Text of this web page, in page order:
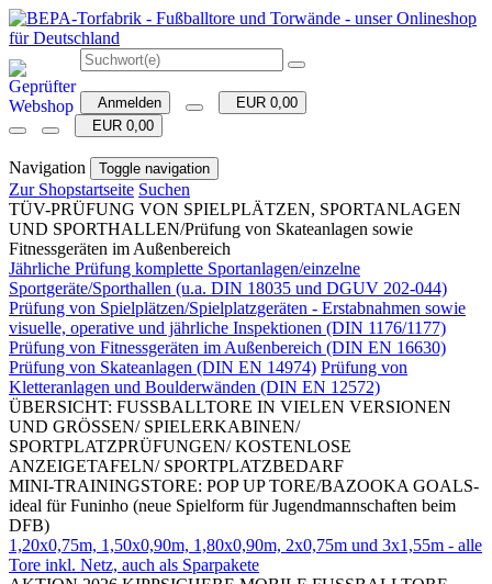
Anmelden
EUR 0,00
EUR 0,00
Navigation Toggle navigation
Zur Shopstartseite Suchen
TÜV-PRÜFUNG VON SPIELPLÄTZEN, SPORTANLAGEN
UND SPORTHALLEN/Prüfung von Skateanlagen sowie
Fitnessgeräten im Außenbereich
Jährliche Prüfung komplette Sportanlagen/einzelne
Sportgeräte/Sporthallen (u.a. DIN 18035 und DGUV 202-044)
Prüfung von Spielplätzen/Spielplatzgeräten - Erstabnahmen sowie
visuelle, operative und jährliche Inspektionen (DIN 1176/1177)
Prüfung von Fitnessgeräten im Außenbereich (DIN EN 16630)
Prüfung von Skateanlagen (DIN EN 14974) Prüfung von
Kletteranlagen und Boulderwänden (DIN EN 12572)
ÜBERSICHT: FUSSBALLTORE IN VIELEN VERSIONEN
UND GRÖSSEN/ SPIELERKABINEN/
SPORTPLATZPRÜFUNGEN/ KOSTENLOSE
ANZEIGETAFELN/ SPORTPLATZBEDARF
MINI-TRAININGSTORE: POP UP TORE/BAZOOKA GOALS-
ideal für Funinho (neue Spielform für Jugendmannschaften beim
DFB)
1,20x0,75m, 1,50x0,90m, 1,80x0,90m, 2x0,75m und 3x1,55m - alle
Tore inkl. Netz, auch als Sparpakete